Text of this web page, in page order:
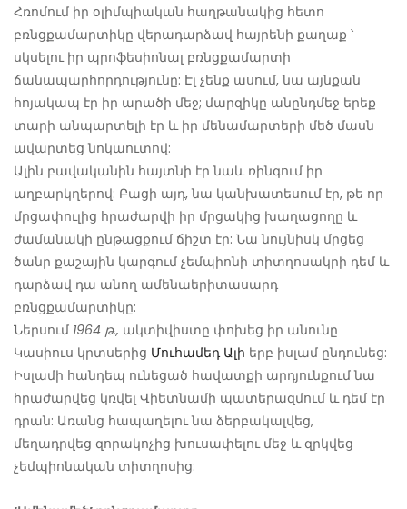
Հռոմում իր օլիմպիական հաղթանակից հետո
բռնցքամարտիկը վերադարձավ հայրենի քաղաք ՝
սկսելու իր պրոֆեսիոնալ բռնցքամարտի
ճանապարհորդությունը: Էլ չենք ասում, նա այնքան
հոյակապ էր իր արածի մեջ; մարզիկը անընդմեջ երեք
տարի անպարտելի էր և իր մենամարտերի մեծ մասն
ավարտեց նոկաուտով:
Ալին բավականին հայտնի էր նաև ռինգում իր
աղբարկղերով: Բացի այդ, նա կանխատեսում էր, թե որ
մրցափուլից հրաժարվի իր մրցակից խաղացողը և
ժամանակի ընթացքում ճիշտ էր: Նա նույնիսկ մրցեց
ծանր քաշային կարգում չեմպիոնի տիտղոսակրի դեմ և
դարձավ դա անող ամենաերիտասարդ
բռնցքամարտիկը:
Ներսում 1964 թ., ակտիվիստը փոխեց իր անունը
Կասիուս կրտսերից Մուհամեդ Ալի երբ իսլամ ընդունեց:
Իսլամի հանդեպ ունեցած հավատքի արդյունքում նա
հրաժարվեց կռվել Վիետնամի պատերազմում և դեմ էր
դրան: Առանց հապաղելու նա ձերբակալվեց,
մեղադրվեց զորակոչից խուսափելու մեջ և զրկվեց
չեմպիոնական տիտղոսից: